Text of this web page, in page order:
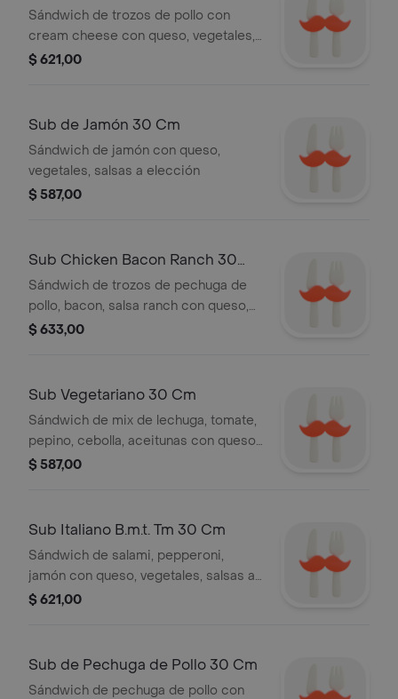
Sándwich de trozos de pollo con
cream cheese con queso, vegetales,
salsas a elección
$ 621,00
Sub de Jamón 30 Cm
Sándwich de jamón con queso,
vegetales, salsas a elección
$ 587,00
Sub Chicken Bacon Ranch 30
Cm
Sándwich de trozos de pechuga de
pollo, bacon, salsa ranch con queso,
vegetales, salsas a elección
$ 633,00
Sub Vegetariano 30 Cm
Sándwich de mix de lechuga, tomate,
pepino, cebolla, aceitunas con queso,
vegetales, salsas a elección
$ 587,00
Sub Italiano B.m.t. Tm 30 Cm
Sándwich de salami, pepperoni,
jamón con queso, vegetales, salsas a
elección
$ 621,00
Sub de Pechuga de Pollo 30 Cm
Sándwich de pechuga de pollo con